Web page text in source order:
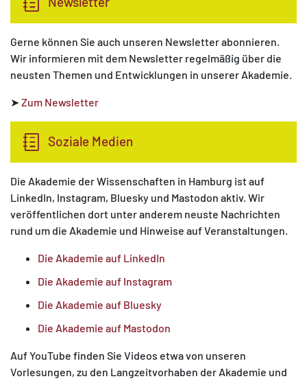
Gerne können Sie auch unseren Newsletterabonnieren.
Wir informieren mit dem Newsletter regelmäßig über die
neusten Themen und Entwicklungen in unserer Akademie.
➤ Zum Newsletter
Soziale Medien
Die Akademie der Wissenschaften in Hamburg ist auf
LinkedIn, Instagram, Bluesky und Mastodon aktiv. Wir
veröffentlichen dort unter anderem neuste Nachrichten
rund um die Akademie und Hinweise auf Veranstaltungen.
Die Akademie auf LinkedIn
Die Akademie auf Instagram
Die Akademie auf Bluesky
Die Akademie auf Mastodon
Auf YouTube finden Sie Videos etwa von unseren
Vorlesungen, zu den Langzeitvorhaben der Akademie und